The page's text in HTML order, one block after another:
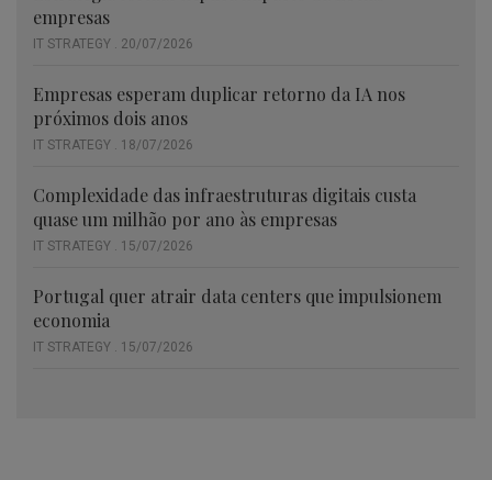
empresas
IT STRATEGY . 20/07/2026
Empresas esperam duplicar retorno da IA nos
próximos dois anos
IT STRATEGY . 18/07/2026
Complexidade das infraestruturas digitais custa
quase um milhão por ano às empresas
IT STRATEGY . 15/07/2026
Portugal quer atrair data centers que impulsionem
economia
IT STRATEGY . 15/07/2026